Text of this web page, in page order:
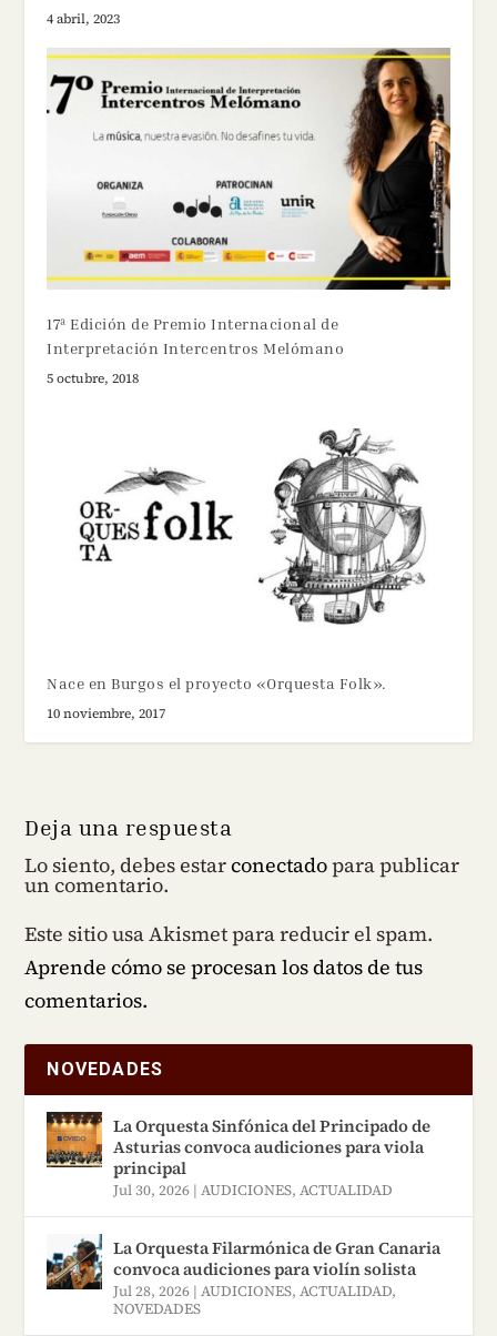
4 abril, 2023
17ª Edición de Premio Internacional de
Interpretación Intercentros Melómano
5 octubre, 2018
Nace en Burgos el proyecto «Orquesta Folk».
10 noviembre, 2017
Deja una respuesta
Lo siento, debes estarconectadopara publicar
un comentario.
Este sitio usa Akismet para reducir el spam.
Aprende cómo se procesan los datos de tus
comentarios.
NOVEDADES
La Orquesta Sinfónica del Principado de
Asturias convoca audiciones para viola
principal
Jul 30, 2026 |AUDICIONES,ACTUALIDAD
La Orquesta Filarmónica de Gran Canaria
convoca audiciones para violín solista
Jul 28, 2026 |AUDICIONES,ACTUALIDAD,
NOVEDADES